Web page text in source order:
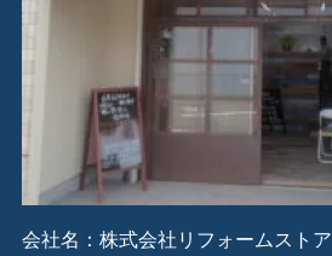
会社名：株式会社リフォームストア